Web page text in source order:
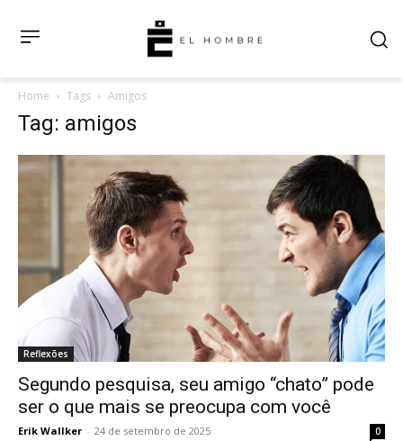
Home Tags Amigos
Tag: amigos
Reflexões
Segundo pesquisa, seu amigo “chato” pode
ser o que mais se preocupa com você
Erik Wallker - 24 de setembro de 2025 0